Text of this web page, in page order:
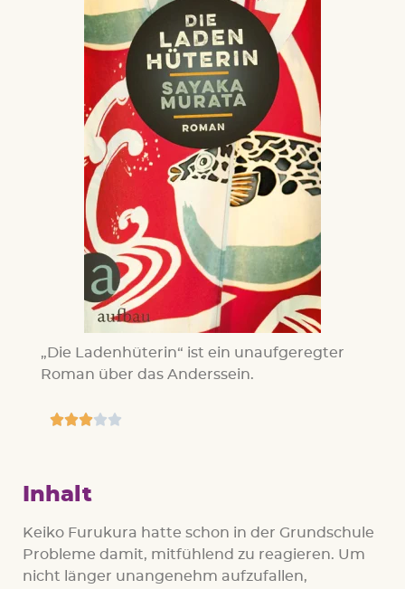
„Die Ladenhüterin“ ist ein unaufgeregter
Roman über das Anderssein.

Inhalt
Keiko Furukura hatte schon in der Grundschule
Probleme damit, mitfühlend zu reagieren. Um
nicht länger unangenehm aufzufallen,